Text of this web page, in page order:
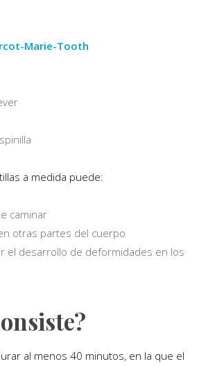
Marie-Tooth
a medida puede:
caminar
otras partes del cuerpo
el desarrollo de deformidades en los
al menos 40 minutos, en la que el